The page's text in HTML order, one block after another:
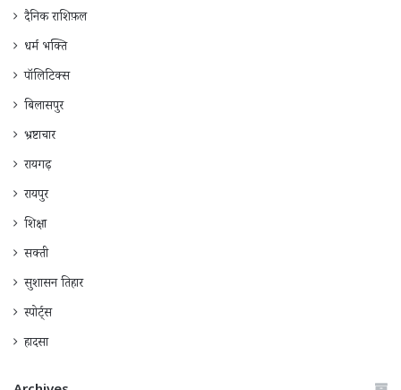
दैनिक राशिफ़ल
धर्म भक्ति
पॉलिटिक्स
बिलासपुर
भ्रष्टाचार
रायगढ़
रायपुर
शिक्षा
सक्ती
सुशासन तिहार
स्पोर्ट्स
हादसा